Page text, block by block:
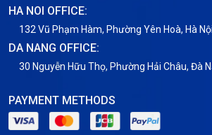
HA NOI OFFICE:
132 Vũ Phạm Hàm, Phường Yên Hoà, Hà Nội
DA NANG OFFICE:
30 Nguyễn Hữu Thọ, Phường Hải Châu, Đà
PAYMENT METHODS